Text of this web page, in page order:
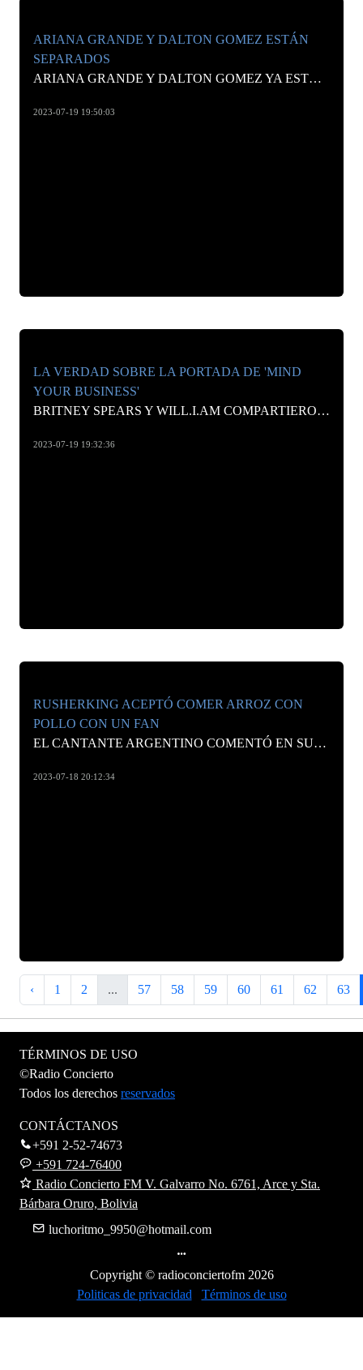
ARIANA GRANDE Y DALTON GOMEZ ESTÁN
SEPARADOS
ARIANA GRANDE Y DALTON GOMEZ YA ESTÁN EN TRÁMITES DE DIVORCIO. LOS MEDIOS ESTADOUNIDENSES CONFIRMAN QUE LLEVAN SEPARADOS VARIOS MESES.
2023-07-19 19:50:03
LA VERDAD SOBRE LA PORTADA DE 'MIND
YOUR BUSINESS'
BRITNEY SPEARS Y WILL.I.AM COMPARTIERON LA PORTADA DE SU NUEVA CANCIÓN Y HA LLAMADO LA ATENCIÓN DE LOS SEGUIDORES DE AMBOS CANTANTES
2023-07-19 19:32:36
RUSHERKING ACEPTÓ COMER ARROZ CON
POLLO CON UN FAN
EL CANTANTE ARGENTINO COMENTÓ EN SUS REDES QUE TENÍA HAMBRE, Y UNA SEGUIDORA LE ESCRIBIÓ PARA QUE FUERA A PROBAR SU ESPECIALIDAD.
2023-07-18 20:12:34
‹ 1 2 ... 57 58 59 60 61 62 63
TÉRMINOS DE USO
©Radio Concierto
Todos los derechos reservados
CONTÁCTANOS
+591 2-52-74673
+591 724-76400
Radio Concierto FM V. Galvarro No. 6761, Arce y Sta.
Bárbara Oruro, Bolivia
luchoritmo_9950@hotmail.com
Copyright © radioconciertofm 2026
Politicas de privacidad
Términos de uso